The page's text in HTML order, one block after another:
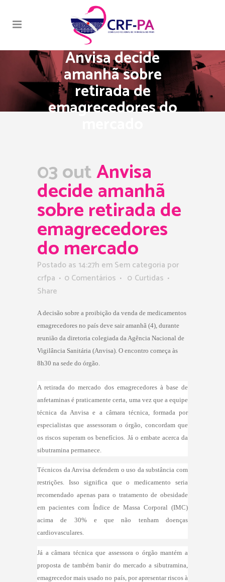
Anvisa decide
amanhã sobre
retirada de
emagrecedores do
03 outAnvisa
decide amanhã
sobre retirada de
emagrecedores
do mercado
Postado as 14:27h em Sem categoria por
crfpa
0 Comentários 0 Curtidas
Share
A decisão sobre a proibição da venda de medicamentos
emagrecedores no país deve sair amanhã (4), durante
reunião da diretoria colegiada da Agência Nacional de
Vigilância Sanitária (Anvisa). O encontro começa às
8h30 na sede do órgão.
A retirada do mercado dos emagrecedores à base de
anfetaminas é praticamente certa, uma vez que a equipe
técnica da Anvisa e a câmara técnica, formada por
especialistas que assessoram o órgão, concordam que
os riscos superam os benefícios. Já o embate acerca da
sibutramina permanece.
Técnicos da Anvisa defendem o uso da substância com
restrições. Isso significa que o medicamento seria
recomendado apenas para o tratamento de obesidade
em pacientes com Índice de Massa Corporal (IMC)
acima de 30% e que não tenham doenças
cardiovasculares.
Já a câmara técnica que assessora o órgão mantém a
proposta de também banir do mercado a sibutramina,
emagrecedor mais usado no país, por apresentar riscos à